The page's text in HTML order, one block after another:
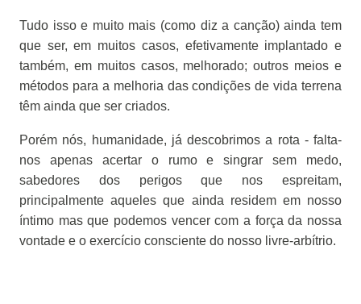
Tudo isso e muito mais (como diz a canção) ainda tem
que ser, em muitos casos, efetivamente implantado e
também, em muitos casos, melhorado; outros meios e
métodos para a melhoria das condições de vida terrena
têm ainda que ser criados.
Porém nós, humanidade, já descobrimos a rota - falta-
nos apenas acertar o rumo e singrar sem medo,
sabedores dos perigos que nos espreitam,
principalmente aqueles que ainda residem em nosso
íntimo mas que podemos vencer com a força da nossa
vontade e o exercício consciente do nosso livre-arbítrio.